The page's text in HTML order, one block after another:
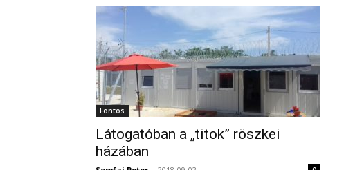
Fontos
Látogatóban a „titok” röszkei
házában